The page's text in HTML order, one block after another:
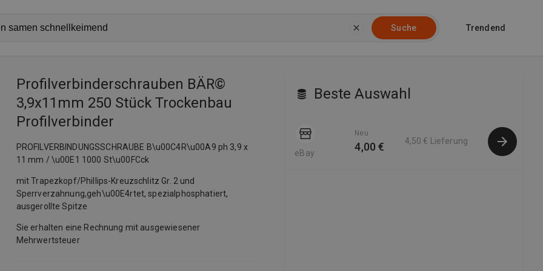
Suche Trendend
Profilverbinderschrauben BÄR©
3,9x11mm 250 Stück Trockenbau
Profilverbinder
PROFILVERBINDUNGSSCHRAUBE B\u00C4R\u00A9 ph 3,9 x
11 mm / \u00E1 1000 St\u00FCck
mit Trapezkopf/Phillips-Kreuzschlitz Gr. 2 und
Sperrverzahnung,geh\u00E4rtet, spezialphosphatiert,
ausgerollte Spitze
Sie erhalten eine Rechnung mit ausgewiesener
Mehrwertsteuer
Beste Auswahl
eBay
Neu
4,00 € 4,50 € Lieferung